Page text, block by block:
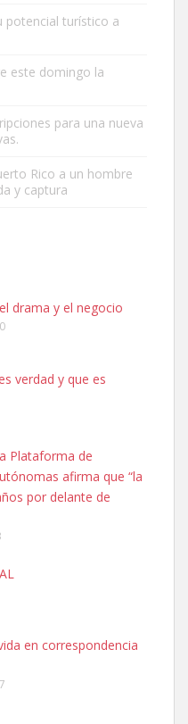
hace menos de un mes,
...
Y LOPEZ
PERDIDO HOY
MUY ASUSTADIZO
potencial turístico a
este domingo la
para una nueva
Rico a un hombre
y captura
drama y el negocio
verdad y que es
Plataforma de
afirma que “la
por delante de
en correspondencia